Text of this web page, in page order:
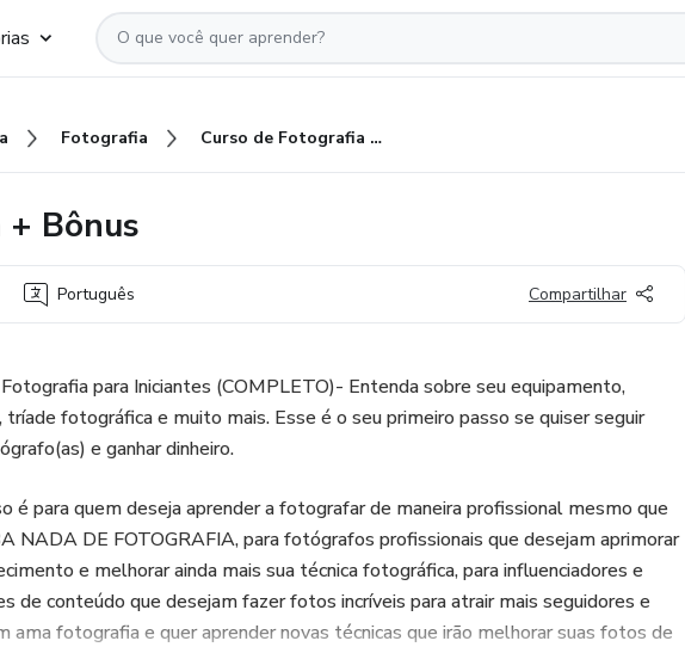
Fotografia Curso de Fotografia + Bônus
Bônus
Português Compartilhar
para Iniciantes (COMPLETO)- Entenda sobre seu equipamento,
tríade fotográfica e muito mais. Esse é o seu primeiro passo se quiser seguir
e ganhar dinheiro.
é para quem deseja aprender a fotografar de maneira profissional mesmo que
NADA DE FOTOGRAFIA, para fotógrafos profissionais que desejam aprimorar
e melhorar ainda mais sua técnica fotográfica, para influenciadores e
de conteúdo que desejam fazer fotos incríveis para atrair mais seguidores e
ama fotografia e quer aprender novas técnicas que irão melhorar suas fotos de